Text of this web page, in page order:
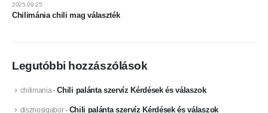
Chilimánia chili mag választék
2025.09.25.
Legutóbbi hozzászólások
chilimania-Chili palánta szervíz Kérdések és válaszok
disznosigabor- Chili palánta szervíz Kérdések és válaszok